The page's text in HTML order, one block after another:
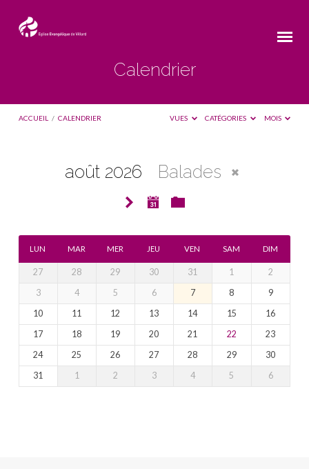
Calendrier
ACCUEIL / CALENDRIER VUES CATÉGORIES MOIS
août 2026 Balades
LUN MAR MER JEU VEN SAM DIM
27 28 29 30 31 1
2
3
4 5 6 7 8
9
10
11 12 13 14 15
16
17
18 19 20 21 22
23
24
25 26 27 28 29
30
31
1 2 3 4 5 6